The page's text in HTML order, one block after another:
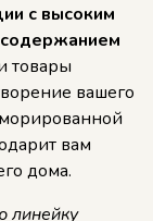
с высоким
товары
вашего
вам
дома.
линейку